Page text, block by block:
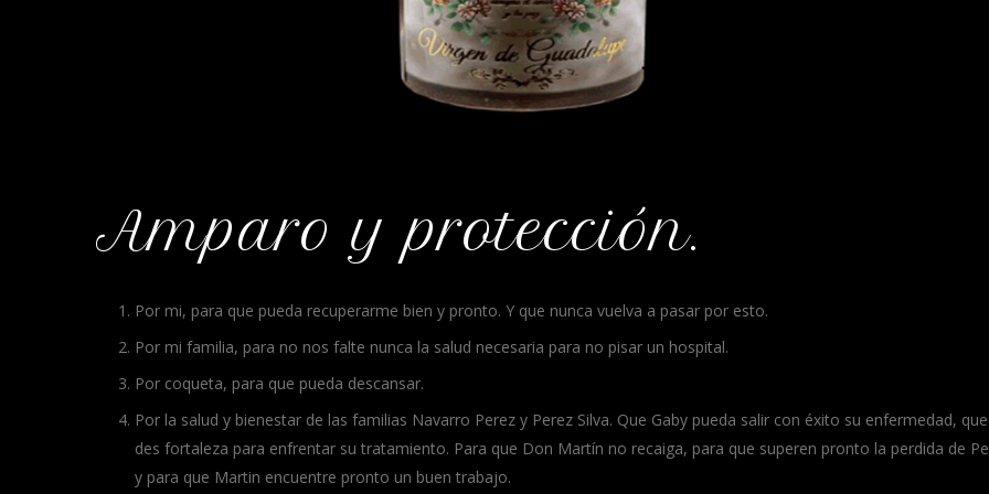
Amparo y protección.
Por mi, para que pueda recuperarme bien y pronto. Y que nunca vuelva a pasar por esto.
Por mi familia, para no nos falte nunca la salud necesaria para no pisar un hospital.
Por coqueta, para que pueda descansar.
Por la salud y bienestar de las familias Navarro Perez y Perez Silva. Que Gaby pueda salir con éxito su enfermedad,
des fortaleza para enfrentar su tratamiento. Para que Don Martín no recaiga, para que superen pronto la perdida de
y para que Martin encuentre pronto un buen trabajo.